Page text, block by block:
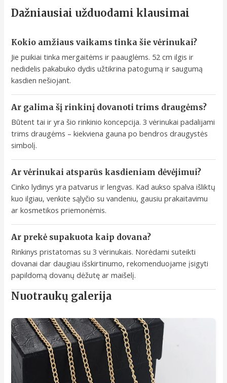
Dažniausiai užduodami klausimai
Kokio amžiaus vaikams tinka šie vėrinukai?
Jie puikiai tinka mergaitėms ir paauglėms. 52 cm ilgis ir
nedidelis pakabuko dydis užtikrina patogumą ir saugumą
kasdien nešiojant.
Ar galima šį rinkinį dovanoti trims draugėms?
Būtent tai ir yra šio rinkinio koncepcija. 3 vėrinukai padalijami
trims draugėms – kiekviena gauna po bendros draugystės
simbolį.
Ar vėrinukai atsparūs kasdieniam dėvėjimui?
Cinko lydinys yra patvarus ir lengvas. Kad aukso spalva išliktų
kuo ilgiau, venkite sąlyčio su vandeniu, gausiu prakaitavimu
ar kosmetikos priemonėmis.
Ar prekė supakuota kaip dovana?
Rinkinys pristatomas su 3 vėrinukais. Norėdami suteikti
dovanai dar daugiau išskirtinumo, rekomenduojame įsigyti
papildomą dovanų dėžutę ar maišelį.
Nuotraukų galerija